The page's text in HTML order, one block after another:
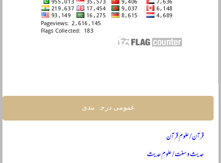
عمومی درجہ بندی
قرآن / علومِ قرآن
حدیث و سنت / علومِ حدیث